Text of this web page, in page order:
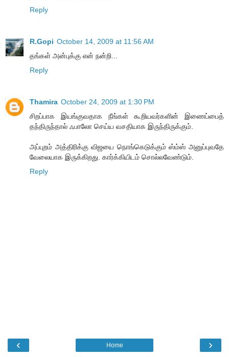
Reply
R.Gopi October 14, 2009 at 11:56 AM
தங்கள் அன்புக்கு என் நன்றி...
Reply
Thamira October 24, 2009 at 1:30 PM
சிறப்பாக இயங்குவதாக நீங்கள் கூறியவர்களின் இணைப்பைத்
தந்திருந்தால் ஃபாலோ செய்ய வசதியாக இருந்திருக்கும்.
அப்புறம் அத்திரிக்கு விஜயை நொங்கெடுக்கும் ஸ்ம்ஸ் அனுப்புவதே
வேலையாக இருக்கிறது. கார்க்கியிடம் சொல்லவேண்டும்.
Reply
‹ ›
Home